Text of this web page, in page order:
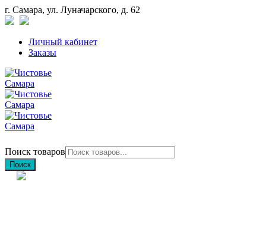
г. Самара, ул. Луначарского, д. 62
Личный кабинет
Заказы
Поиск товаров
Поиск